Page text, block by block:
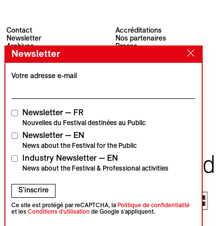
Contact
Newsletter
Archives
Accréditations
Nos partenaires
Presse
Visions du Réel
CH–1260 Nyon
Partenaires institutionnels
Newsletter
Votre adresse e-mail
Newsletter — FR
Nouvelles du Festival destinées au Public
Newsletter — EN
News about the Festival for the Public
Industry Newsletter — EN
News about the Festival & Professional activities
S'inscrire
Ce site est protégé par reCAPTCHA, la Politique de confidentialité
et lesConditions d'utilisation de Google s'appliquent.